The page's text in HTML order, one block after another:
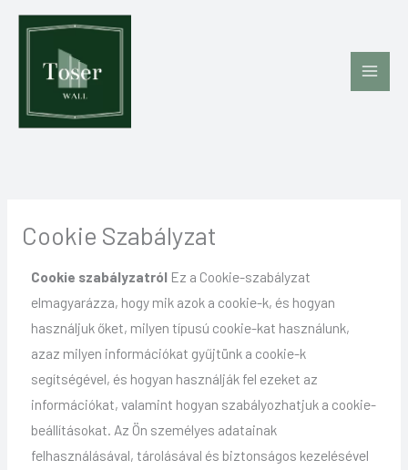
Skip
content
Cookie Szabályzat
Cookie szabályzatról Ez a Cookie-szabályzat
elmagyarázza, hogy mik azok a cookie-k, és hogyan
használjuk őket, milyen típusú cookie-kat használunk,
azaz milyen információkat gyűjtünk a cookie-k
segítségével, és hogyan használják fel ezeket az
információkat, valamint hogyan szabályozhatjuk a cookie-
beállításokat. Az Ön személyes adatainak
felhasználásával, tárolásával és biztonságos kezelésével